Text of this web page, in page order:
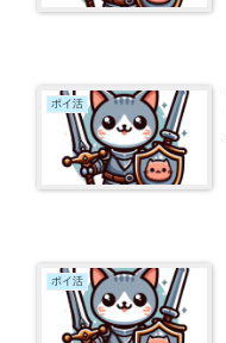
ポイ活
ポイ活